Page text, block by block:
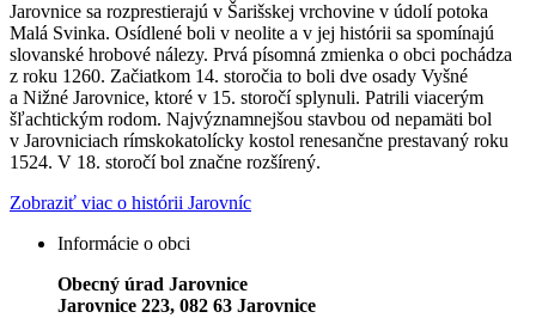
Jarovnice sa rozprestierajú v Šarišskej vrchovine v údolí potoka
Malá Svinka. Osídlené boli v neolite a v jej histórii sa spomínajú
slovanské hrobové nálezy. Prvá písomná zmienka o obci pochádza
z roku 1260. Začiatkom 14. storočia to boli dve osady Vyšné
a Nižné Jarovnice, ktoré v 15. storočí splynuli. Patrili viacerým
šľachtickým rodom. Najvýznamnejšou stavbou od nepamäti bol
v Jarovniciach rímskokatolícky kostol renesančne prestavaný roku
1524. V 18. storočí bol značne rozšírený.
Zobraziť viac o histórii Jarovníc
Informácie o obci
Obecný úrad Jarovnice
Jarovnice 223, 082 63 Jarovnice